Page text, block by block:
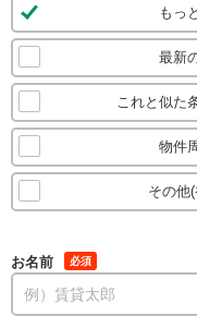
もっ
最新
これと似た
物件
その他
お名前 必須